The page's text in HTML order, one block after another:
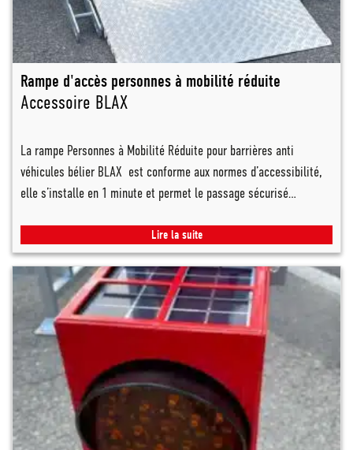
Rampe d'accès personnes à mobilité réduite
Accessoire BLAX
La rampe Personnes à Mobilité Réduite pour barrières anti
véhicules bélier BLAX est conforme aux normes d’accessibilité,
elle s’installe en 1 minute et permet le passage sécurisé…
Lire la suite